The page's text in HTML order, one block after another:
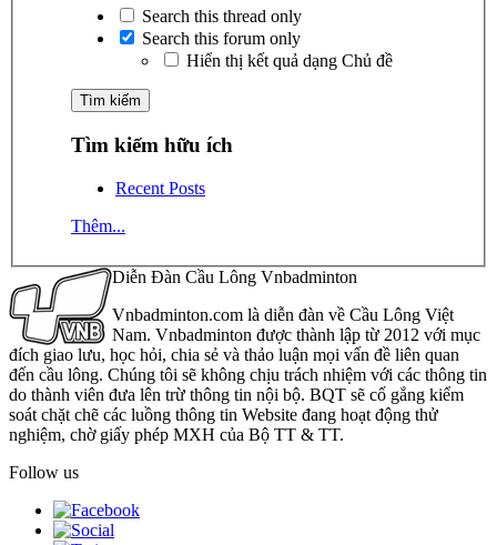
Search this thread only
Search this forum only
Hiển thị kết quả dạng Chủ đề
Tìm kiếm hữu ích
Recent Posts
Thêm...
Diễn Đàn Cầu Lông Vnbadminton
Vnbadminton.com là diễn đàn về Cầu Lông Việt
Nam. Vnbadminton được thành lập từ 2012 với mục
đích giao lưu, học hỏi, chia sẻ và thảo luận mọi vấn đề liên quan
đến cầu lông. Chúng tôi sẽ không chịu trách nhiệm với các thông tin
do thành viên đưa lên trừ thông tin nội bộ. BQT sẽ cố gắng kiểm
soát chặt chẽ các luồng thông tin Website đang hoạt động thử
nghiệm, chờ giấy phép MXH của Bộ TT & TT.
Follow us